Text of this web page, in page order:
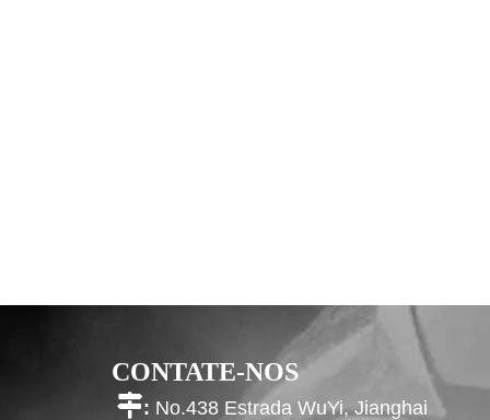
CONTATE-NOS
: No.438 Estrada WuYi, Jianghai